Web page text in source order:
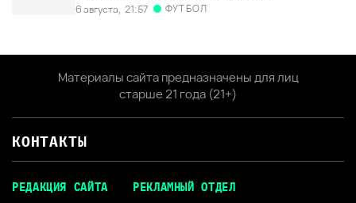
6 августа, 21:57 ФУТБОЛ
Материалы сайта предназначены для лиц
старше 21 года (21+)
КОНТАКТЫ
РЕДАКЦИЯ САЙТА РЕКЛАМНЫЙ ОТДЕЛ